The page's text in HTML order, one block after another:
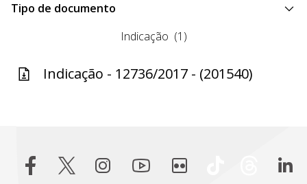
Tipo de documento
Indicação (1)
Indicação - 12736/2017 - (201540)